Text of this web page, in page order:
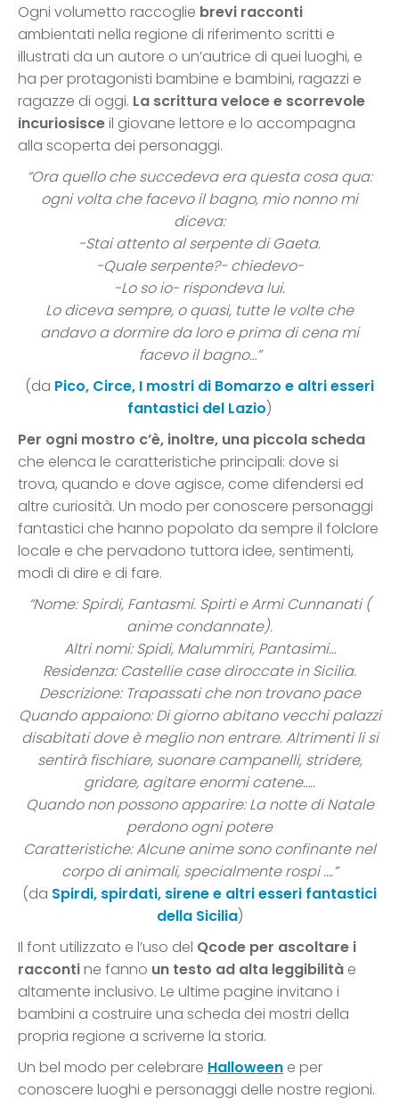
Ogni volumetto raccoglie brevi racconti
ambientati nella regione di riferimento scritti e
illustrati da un autore o un’autrice di quei luoghi, e
ha per protagonisti bambine e bambini, ragazzi e
ragazze di oggi. La scrittura veloce e scorrevole
incuriosisceil giovane lettore e lo accompagna
alla scoperta dei personaggi.
“Ora quello che succedeva era questa cosa qua:
ogni volta che facevo il bagno, mio nonno mi
diceva:
-Stai attento al serpente di Gaeta.
-Quale serpente?- chiedevo-
-Lo so io- rispondeva lui.
Lo diceva sempre, o quasi, tutte le volte che
andavo a dormire da loro e prima di cena mi
facevo il bagno…”
(da Pico, Circe, I mostri di Bomarzo e altri esseri
fantastici del Lazio)
Per ogni mostro c’è, inoltre, una piccola scheda
che elenca le caratteristiche principali: dove si
trova, quando e dove agisce, come difendersi ed
altre curiosità. Un modo per conoscere personaggi
fantastici che hanno popolato da sempre il folclore
locale e che pervadono tuttora idee, sentimenti,
modi di dire e di fare.
“Nome:Spirdi, Fantasmi. Spirti e Armi Cunnanati (
anime condannate).
Altri nomi:Spidi, Malummiri, Pantasimi…
Residenza: Castellie case diroccate in Sicilia.
Descrizione: Trapassati che non trovano pace
Quando appaiono:Di giorno abitano vecchi palazzi
disabitati dove è meglio non entrare. Altrimenti li si
sentirà fischiare, suonare campanelli, stridere,
gridare, agitare enormi catene…..
Quando non possono apparire:La notte di Natale
perdono ogni potere
Caratteristiche:Alcune anime sono confinante nel
corpo di animali, specialmente rospi ….”
(da Spirdi, spirdati, sirene e altri esseri fantastici
della Sicilia)
Il font utilizzato e l’uso del Qcode per ascoltare i
raccontine fanno un testo ad alta leggibilità e
altamente inclusivo. Le ultime pagine invitano i
bambini a costruire una scheda dei mostri della
propria regione a scriverne la storia.
Un bel modo per celebrare Halloween e per
conoscere luoghi e personaggi delle nostre regioni.